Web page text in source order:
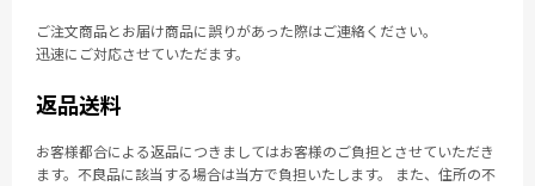
ご注文商品とお届け商品に誤りがあった際はご連絡ください。
迅速にご対応させていただます。
返品送料
お客様都合による返品につきましてはお客様のご負担とさせていただき
ます。不良品に該当する場合は当方で負担いたします。 また、住所の不